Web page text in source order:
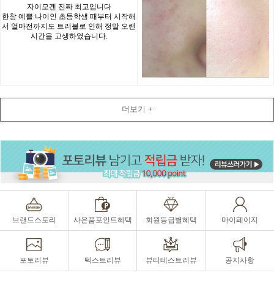
자이모겐 진짜 최고입니다
한창 예쁠 나이인 초등학생 때부터 시작해
서 얼마전까지도 트러블로 인해 정말 오랜
시간을 고생하였습니다.
더보기 +
브랜드스토리 사은품포인트혜택 회원등급별혜택 마이페이지
포토리뷰 텍스트리뷰 뷰티테스트리뷰 공지사항